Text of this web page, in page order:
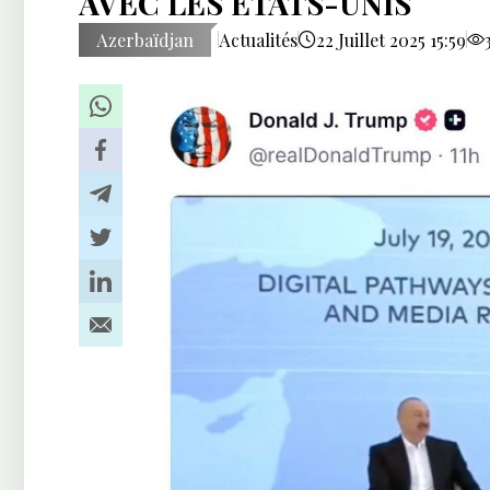
Azerbaïdjan Actualités 22 Juillet 2025 15:59